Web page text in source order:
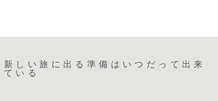
新しい旅に出る準備はいつだって出来
ている